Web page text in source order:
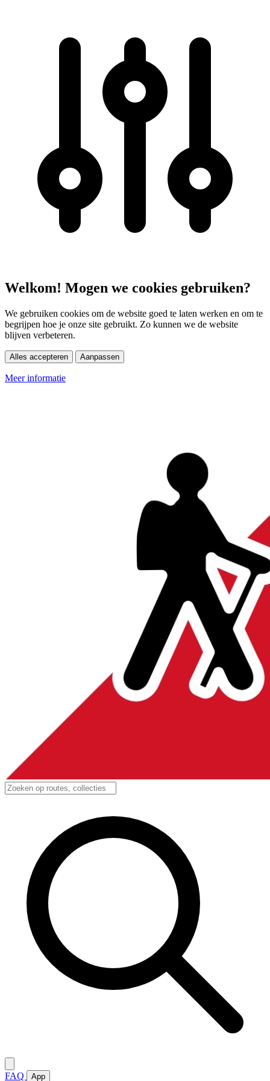
Welkom! Mogen we cookies gebruiken?
We gebruiken cookies om de website goed te laten werken en om te
begrijpen hoe je onze site gebruikt. Zo kunnen we de website
blijven verbeteren.
Alles accepteren Aanpassen
Meer informatie
FAQ App